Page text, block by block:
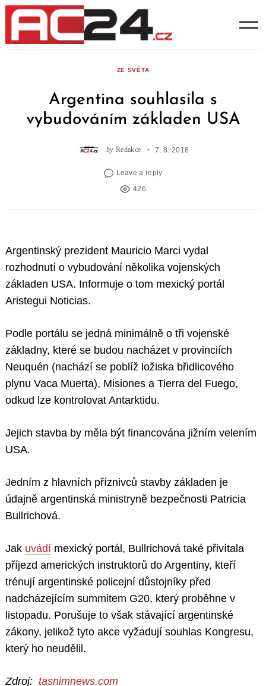
Skip
content
ZE SVĚTA
Argentina souhlasila s
vybudováním základen USA
by Redakce 7. 8. 2018
Leave a reply
426
Argentinský prezident Mauricio Marci vydal
rozhodnutí o vybudování několika vojenských
základen USA. Informuje o tom mexický portál
Aristegui Noticias.
Podle portálu se jedná minimálně o tři vojenské
základny, které se budou nacházet v provinciích
Neuquén (nachází se poblíž ložiska břidlicového
plynu Vaca Muerta), Misiones a Tierra del Fuego,
odkud lze kontrolovat Antarktidu.
Jejich stavba by měla být financována jižním velením
USA.
Jedním z hlavních příznivců stavby základen je
údajně argentinská ministryně bezpečnosti Patricia
Bullrichová.
Jak uvádí mexický portál, Bullrichová také přivítala
příjezd amerických instruktorů do Argentiny, kteří
trénují argentinské policejní důstojníky před
nadcházejícím summitem G20, který proběhne v
listopadu. Porušuje to však stávající argentinské
zákony, jelikož tyto akce vyžadují souhlas Kongresu,
který ho neudělil.
Zdroj: tasnimnews.com